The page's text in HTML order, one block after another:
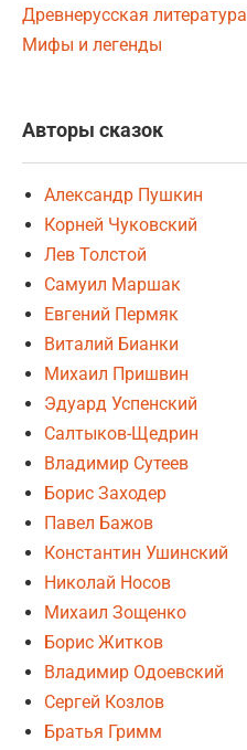
Древнерусская литература
Мифы и легенды
Авторы сказок
Александр Пушкин
Корней Чуковский
Лев Толстой
Самуил Маршак
Евгений Пермяк
Виталий Бианки
Михаил Пришвин
Эдуард Успенский
Салтыков-Щедрин
Владимир Сутеев
Борис Заходер
Павел Бажов
Константин Ушинский
Николай Носов
Михаил Зощенко
Борис Житков
Владимир Одоевский
Сергей Козлов
Братья Гримм